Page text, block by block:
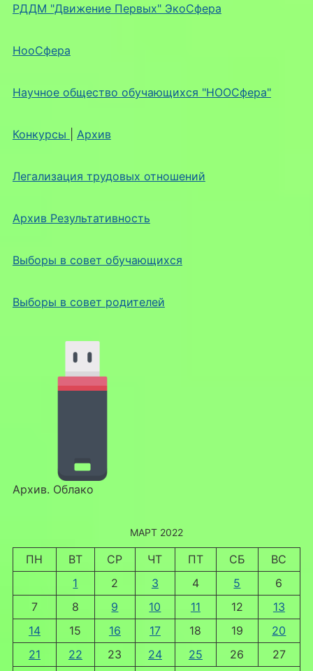
РДДМ "Движение Первых" ЭкоСфера
НооСфера
Научное общество обучающихся "НООСфера"
Конкурсы Архив
Легализация трудовых отношений
Архив Результативность
Выборы в совет обучающихся
Выборы в совет родителей
Архив. Облако
МАРТ 2022
ПН ВТ СР ЧТ ПТ СБ
ВС
1
2 3 4 5
6
7
8 9 10 11 12
13
14
15 16 17 18 19
20
21
22 23 24 25 26
27